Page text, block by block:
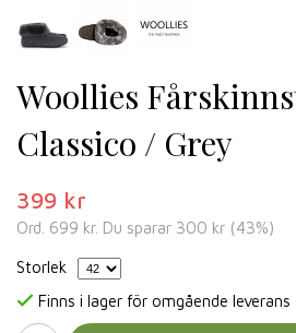
Woollies
Classico / Grey
399 kr
Ord. 699 kr. Du sparar 300 kr (43%)
Storlek
Finns i lager för omgående leverans